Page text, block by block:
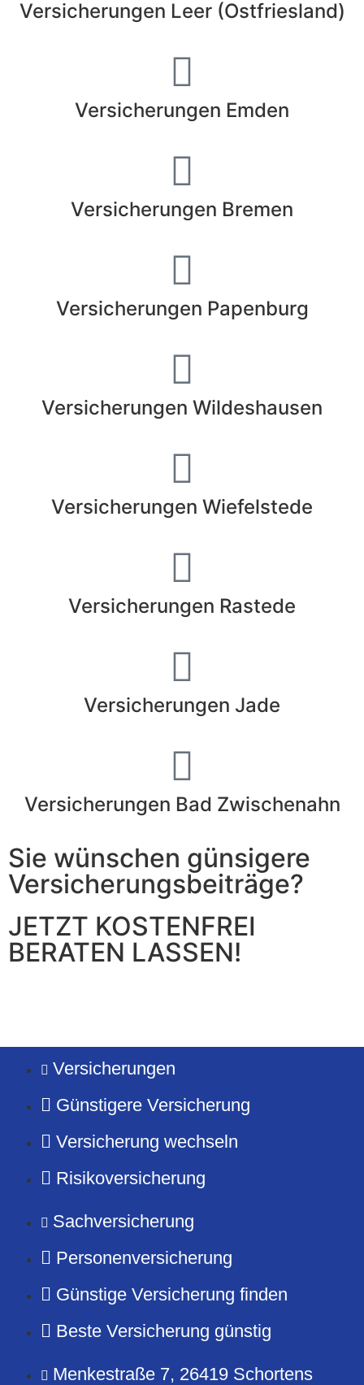
Versicherungen Leer (Ostfriesland)
Versicherungen Emden
Versicherungen Bremen
Versicherungen Papenburg
Versicherungen Wildeshausen
Versicherungen Wiefelstede
Versicherungen Rastede
Versicherungen Jade
Versicherungen Bad Zwischenahn
Sie wünschen günsigere
Versicherungsbeiträge?
JETZT KOSTENFREI
BERATEN LASSEN!
Versicherungen
Günstigere Versicherung
Versicherung wechseln
Risikoversicherung
Sachversicherung
Personenversicherung
Günstige Versicherung finden
Beste Versicherung günstig
Menkestraße 7, 26419 Schortens